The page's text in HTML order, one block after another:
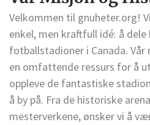
Velkommen til gnuheter.org!
enkel, men kraftfull idé: å
fotballstadioner i Canada.
en omfattende ressurs for å
oppleve de fantastiske
å by på. Fra de historiske
mesterverkene, ønsker vi å